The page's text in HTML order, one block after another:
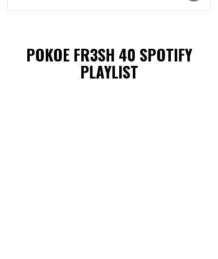
POKOE FR3SH 40 SPOTIFY
PLAYLIST